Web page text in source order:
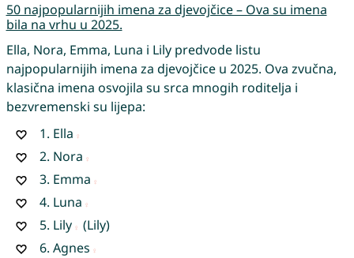
50 najpopularnijih imena za djevojčice – Ova su imena
bila na vrhu u 2025.
Ella, Nora, Emma, Luna i Lily predvode listu
najpopularnijih imena za djevojčice u 2025. Ova zvučna,
klasična imena osvojila su srca mnogih roditelja i
bezvremenski su lijepa:
1. Ella
2. Nora
3. Emma
4. Luna
5. Lily
(Lily)
6. Agnes